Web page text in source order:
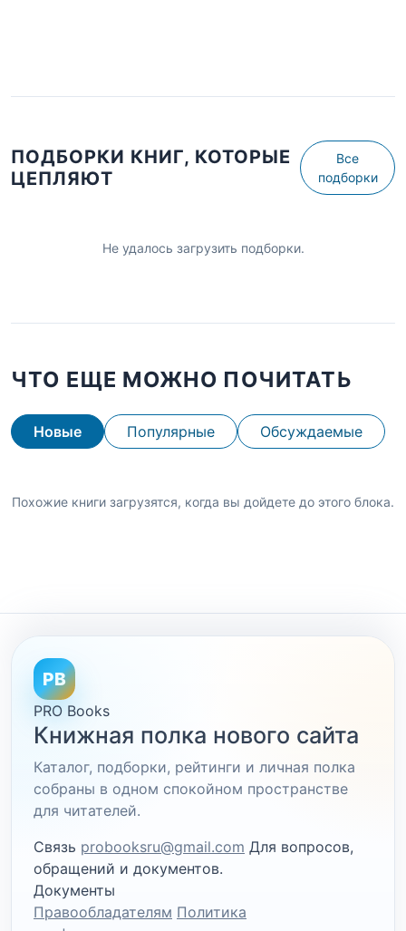
ПОДБОРКИ КНИГ, КОТОРЫЕ
ЦЕПЛЯЮТ
Все
подборки
Не удалось загрузить подборки.
ЧТО ЕЩЕ МОЖНО ПОЧИТАТЬ
Новые Популярные Обсуждаемые
Похожие книги загрузятся, когда вы дойдете до этого блока.
PB
PRO Books
Книжная полка нового сайта
Каталог, подборки, рейтинги и личная полка
собраны в одном спокойном пространстве
для читателей.
Связь probooksru@gmail.com Для вопросов,
обращений и документов.
Документы
Правообладателям Политика